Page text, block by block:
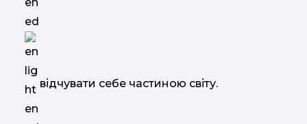
відчувати себе частиною світу.